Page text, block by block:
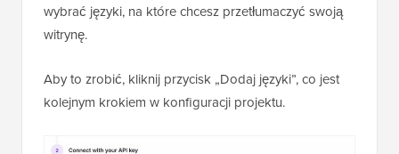
wybrać języki, na które chcesz przetłumaczyć swoją
witrynę.
Aby to zrobić, kliknij przycisk „Dodaj języki”, co jest
kolejnym krokiem w konfiguracji projektu.